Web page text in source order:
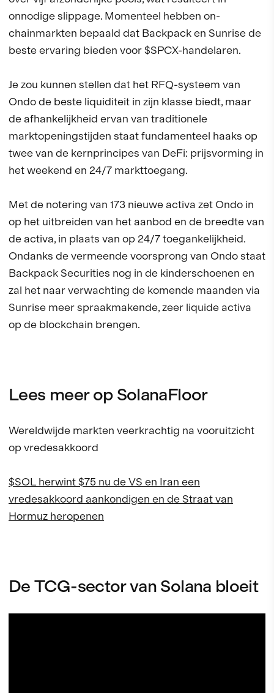
onnodige slippage. Momenteel hebben on-
chainmarkten bepaald dat Backpack en Sunrise de
beste ervaring bieden voor $SPCX-handelaren.
Je zou kunnen stellen dat het RFQ-systeem van
Ondo de beste liquiditeit in zijn klasse biedt, maar
de afhankelijkheid ervan van traditionele
marktopeningstijden staat fundamenteel haaks op
twee van de kernprincipes van DeFi: prijsvorming in
het weekend en 24/7 markttoegang.
Met de notering van 173 nieuwe activa zet Ondo in
op het uitbreiden van het aanbod en de breedte van
de activa, in plaats van op 24/7 toegankelijkheid.
Ondanks de vermeende voorsprong van Ondo staat
Backpack Securities nog in de kinderschoenen en
zal het naar verwachting de komende maanden via
Sunrise meer spraakmakende, zeer liquide activa
op de blockchain brengen.
Lees meer op SolanaFloor
Wereldwijde markten veerkrachtig na vooruitzicht
op vredesakkoord
$SOL herwint $75 nu de VS en Iran een
vredesakkoord aankondigen en de Straat van
Hormuz heropenen
De TCG-sector van Solana bloeit